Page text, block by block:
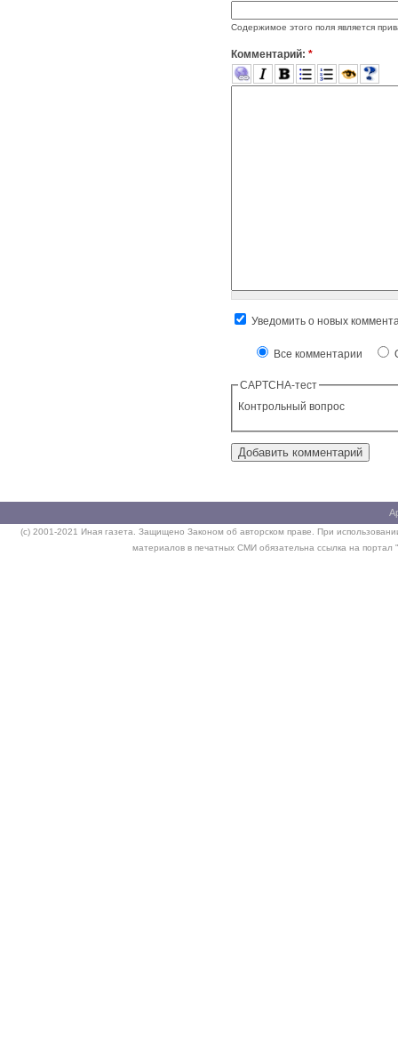
Содержимое этого поля является
Комментарий: *
Уведомить о новых
Все комментарии
CAPTCHA-тест
Контрольный вопрос
(c) 2001-2021 Иная газета. Защищено Законом об авторском праве. При
материалов в печатных СМИ обязательна ссылка на